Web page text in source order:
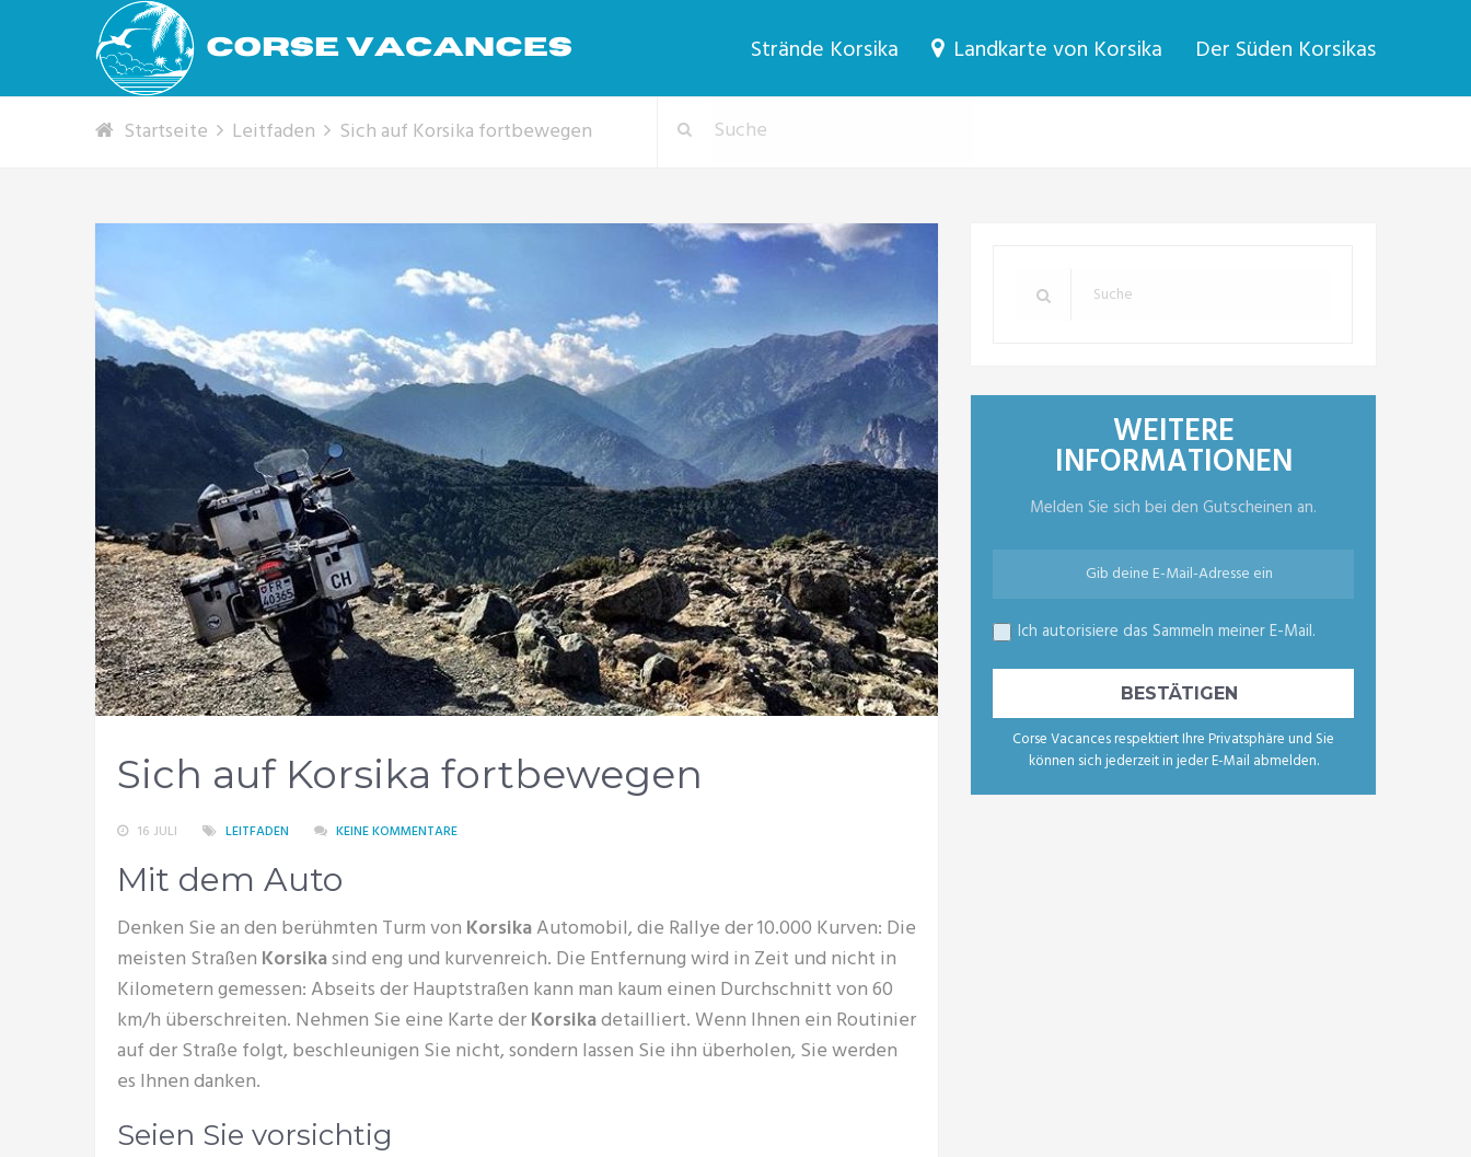
Strände Korsika Landkarte von Korsika Der Süden Korsikas
Startseite Leitfaden Sich auf Korsika fortbewegen
Sich auf Korsika fortbewegen
16 JULI LEITFADEN KEINE KOMMENTARE
Mit dem Auto
Denken Sie an den berühmten Turm von KorsikaAutomobil, die Rallye der 10.000 Kurven: Die
meisten Straßen Korsikasind eng und kurvenreich. Die Entfernung wird in Zeit und nicht in
Kilometern gemessen: Abseits der Hauptstraßen kann man kaum einen Durchschnitt von 60
km/h überschreiten. Nehmen Sie eine Karte derKorsikadetailliert. Wenn Ihnen ein Routinier
auf der Straße folgt, beschleunigen Sie nicht, sondern lassen Sie ihn überholen, Sie werden
es Ihnen danken.
Seien Sie vorsichtig
WEITERE
INFORMATIONEN
Melden Sie sich bei den Gutscheinen an.
Ich autorisiere das Sammeln meiner E-Mail.
Corse Vacances respektiert Ihre Privatsphäre und Sie
können sich jederzeit in jeder E-Mail abmelden.